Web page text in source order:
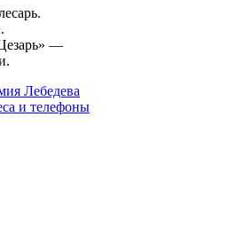
—
Лебедева
и телефоны